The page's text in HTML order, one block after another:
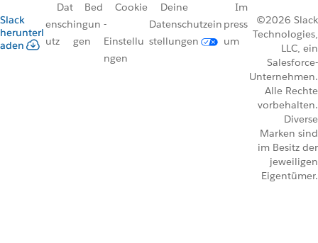
Slack
herunterl
aden
Dat
ensch
utz
Bed
ingun
gen
Cookie
-
Einstellu
ngen
Deine
Datenschutzein
stellungen
Im
press
um
©2026 Slack
Technologies,
LLC, ein
Salesforce-
Unternehmen.
Alle Rechte
vorbehalten.
Diverse
Marken sind
im Besitz der
jeweiligen
Eigentümer.